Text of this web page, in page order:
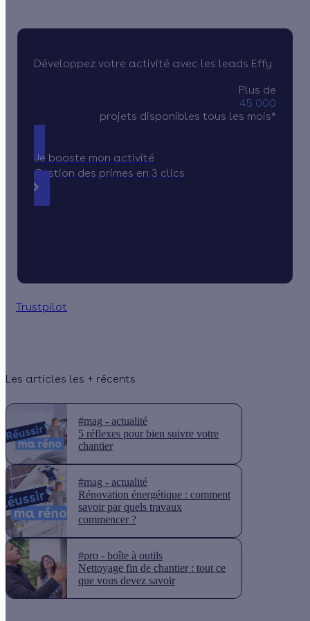
Développez votre activité avec les leads Effy
Plus de
45 000
projets disponibles tous les mois*
Je booste mon activité
Gestion des primes en 3 clics
Trustpilot
Les articles les + récents
#mag - actualité
5 réflexes pour bien suivre votre
chantier
#mag - actualité
Rénovation énergétique : comment
savoir par quels travaux
commencer ?
#pro - boîte à outils
Nettoyage fin de chantier : tout ce
que vous devez savoir